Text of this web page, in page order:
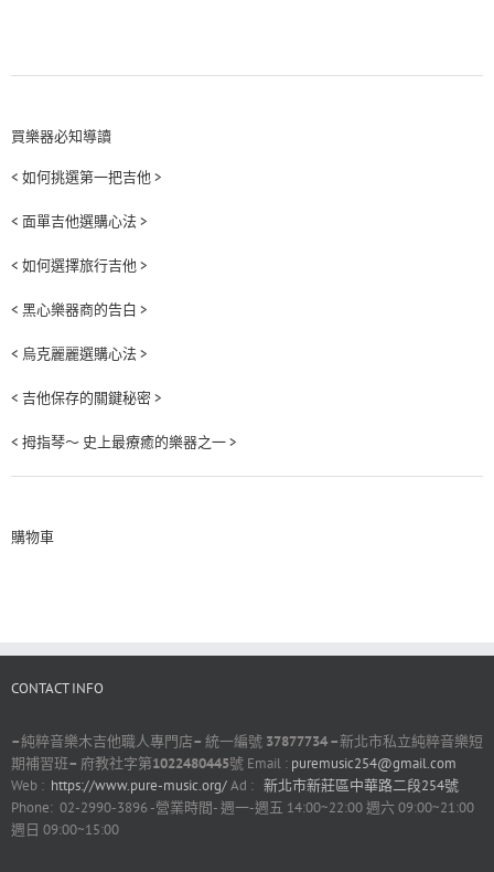
買樂器必知導讀
< 如何挑選第一把吉他 >
< 面單吉他選購心法 >
< 如何選擇旅行吉他 >
< 黑心樂器商的告白 >
< 烏克麗麗選購心法 >
< 吉他保存的關鍵秘密 >
< 拇指琴～ 史上最療癒的樂器之一 >
購物車
CONTACT INFO
–純粹音樂木吉他職人專門店– 統一編號 37877734 –新北市私立純粹音樂短
期補習班– 府教社字第1022480445號 Email : puremusic254@gmail.com
Web : https://www.pure-music.org/Ad : 新北市新莊區中華路二段254號
Phone: 02-2990-3896 -營業時間- 週一-週五 14:00~22:00 週六 09:00~21:00
週日 09:00~15:00